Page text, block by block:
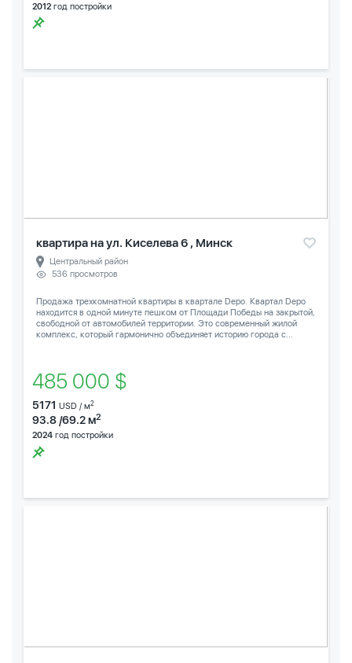
2012 год постройки
квартира на ул. Киселева 6 , Минск
Центральный район
536 просмотров
Продажа трехкомнатной квартиры в квартале Depo. Квартал Depo
находится в одной минуте пешком от Площади Победы на закрытой,
свободной от автомобилей территории. Это современный жилой
комплекс, который гармонично объединяет историю города с...
485 000 $
5171 USD / м2
93.8 /69.2 м2
2024 год постройки